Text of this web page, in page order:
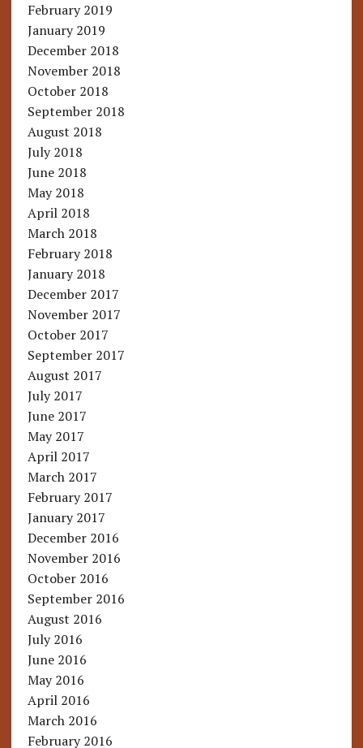
February 2019
January 2019
December 2018
November 2018
October 2018
September 2018
August 2018
July 2018
June 2018
May 2018
April 2018
March 2018
February 2018
January 2018
December 2017
November 2017
October 2017
September 2017
August 2017
July 2017
June 2017
May 2017
April 2017
March 2017
February 2017
January 2017
December 2016
November 2016
October 2016
September 2016
August 2016
July 2016
June 2016
May 2016
April 2016
March 2016
February 2016